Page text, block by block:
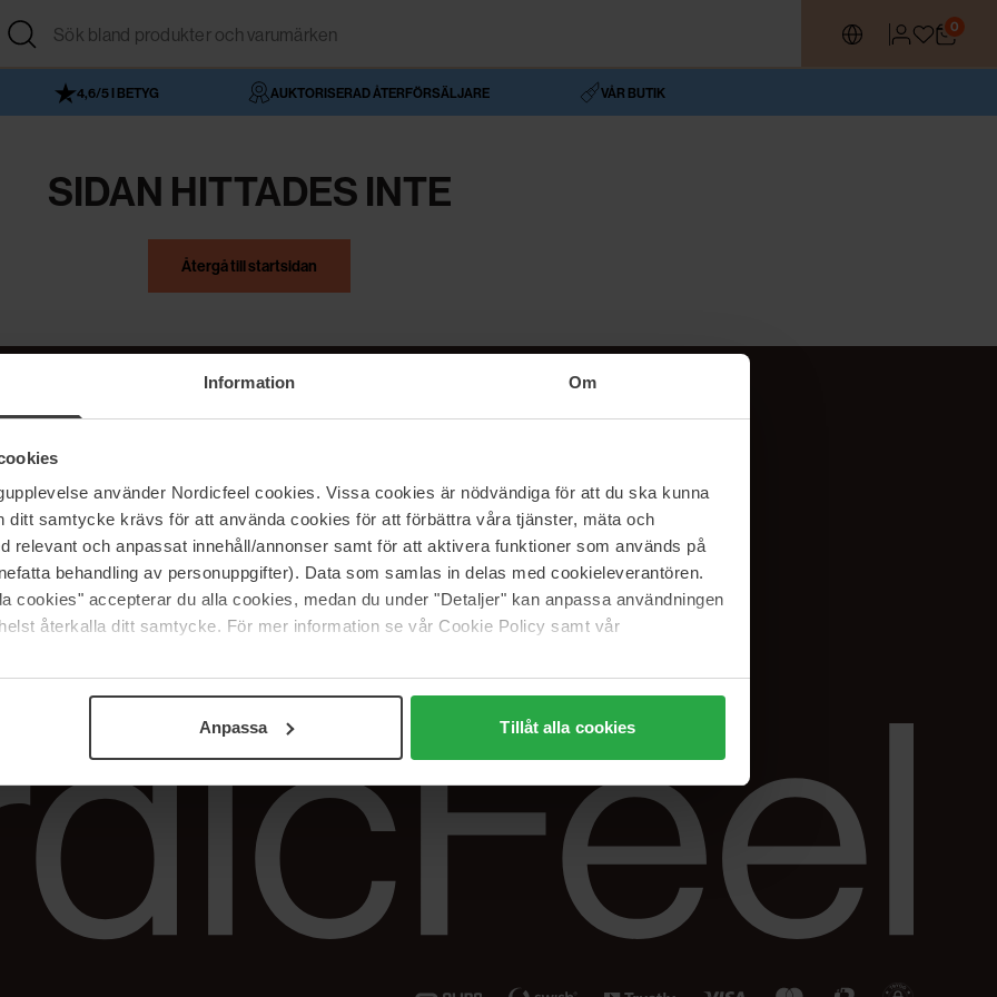
Information Om
använder Nordicfeel cookies. Vissa cookies är nödvändiga för att du ska kunna
ditt samtycke krävs för att använda cookies för att förbättra våra tjänster, mäta och
relevant och anpassat innehåll/annonser samt för att aktivera funktioner som används på
behandling av personuppgifter). Data som samlas in delas med cookieleverantören.
cookies" accepterar du alla cookies, medan du under "Detaljer" kan anpassa användningen
återkalla ditt samtycke. För mer information se vår Cookie Policy samt vår
Anpassa Tillåt alla cookies
0
4,6/5 I BETYG AUKTORISERAD ÅTERFÖRSÄLJARE VÅR BUTIK
SIDAN HITTADES INTE
Återgå till startsidan
NordicFeel
Vår butik
Våra varumärken
Jobba hos oss
Samarbeta med oss
The Beauty Edit
Hjälp
FAQ
Spåra min beställning
Returer &
reklamationer
Följ oss
Facebook
Instagram
Linkedin